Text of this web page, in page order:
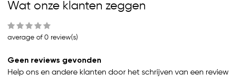
Wat onze klanten zeggen
average of 0 review(s)
Geen reviews gevonden
Help ons en andere klanten door het schrijven van een review